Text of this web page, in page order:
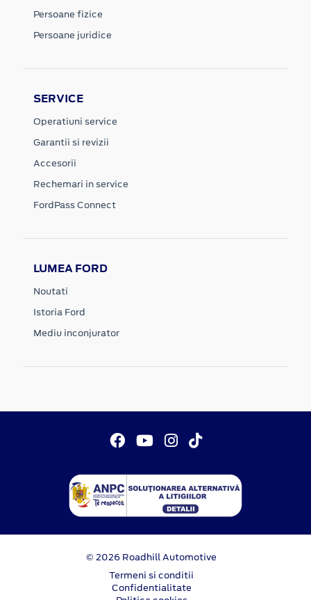
Persoane fizice
Persoane juridice
SERVICE
Operatiuni service
Garantii si revizii
Accesorii
Rechemari in service
FordPass Connect
LUMEA FORD
Noutati
Istoria Ford
Mediu inconjurator
© 2026 Roadhill Automotive
Termeni si conditii
Confidentialitate